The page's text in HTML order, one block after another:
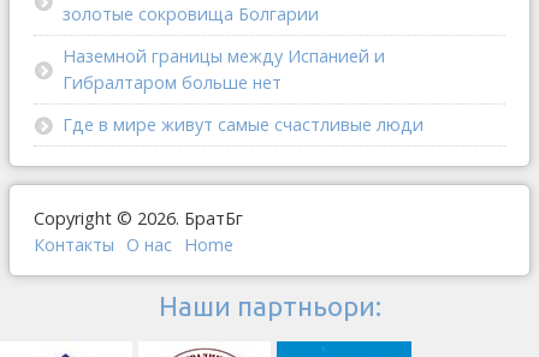
золотые сокровища Болгарии
Наземной границы между Испанией и
Гибралтаром больше нет
Где в мире живут самые счастливые люди
Copyright © 2026. БратБг
Контакты
О наc Home
Наши партньори: